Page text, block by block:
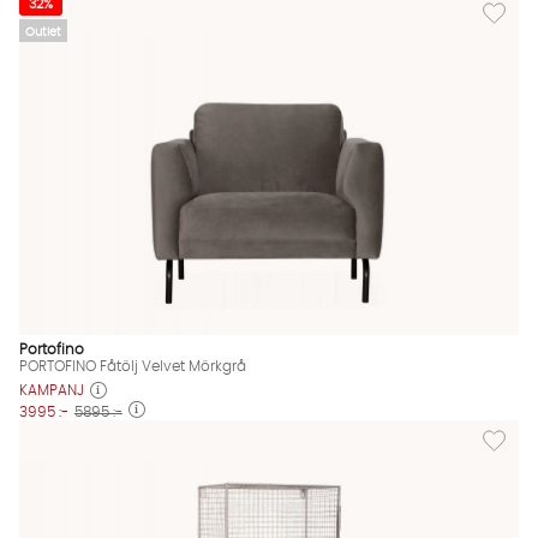
Outlet
32%
Portofino
PORTOFINO Fåtölj Velvet Mörkgrå
KAMPANJ
3995 :- 5895 :-
Lägg